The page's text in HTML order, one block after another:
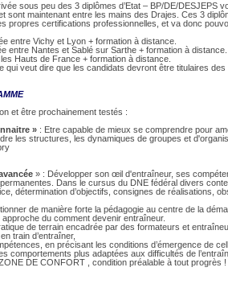
sous peu des 3 diplômes d’Etat – BP/DE/DESJEPS
sont maintenant entre les mains des Drajes. Ces 3
propres certifications professionnelles, et va donc
entre Vichy et Lyon + formation à distance.
entre Nantes et Sablé sur Sarthe + formation à distance.
Hauts de France + formation à distance.
qui veut dire que les candidats devront être titulaires
et être prochainement testés :
» : Etre capable de mieux se comprendre pour
les structures, les dynamiques de groupes et
» : Développer son œil d'entraîneur, ses
Dans le cursus du DNE fédéral divers
détermination d’objectifs, consignes de réalisations,
de manière forte la pédagogie au centre de la
du comment devenir entraîneur.
de terrain encadrée par des formateurs et
train d’entraîner,
en précisant les conditions d’émergence de
comportements plus adaptées aux difficultés de
DE CONFORT , condition préalable à tout progrès !